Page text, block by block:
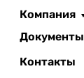
Компания
Документы
Контакты